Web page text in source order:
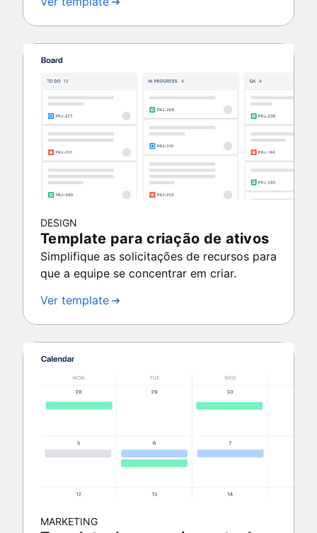
DESIGN
Template para criação de ativos
Simplifique as solicitações de recursos para
que a equipe se concentrar em criar.
Ver template
MARKETING